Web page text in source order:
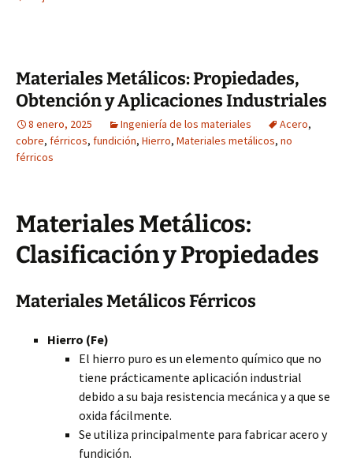
Materiales Metálicos: Propiedades,
Obtención y Aplicaciones Industriales
8 enero, 2025 Ingeniería de los materiales Acero,
cobre, férricos, fundición, Hierro, Materiales metálicos, no
férricos
Materiales Metálicos:
Clasificación y Propiedades
Materiales Metálicos Férricos
Hierro (Fe)
El hierro puro es un elemento químico que no
tiene prácticamente aplicación industrial
debido a su baja resistencia mecánica y a que se
oxida fácilmente.
Se utiliza principalmente para fabricar acero y
fundición.